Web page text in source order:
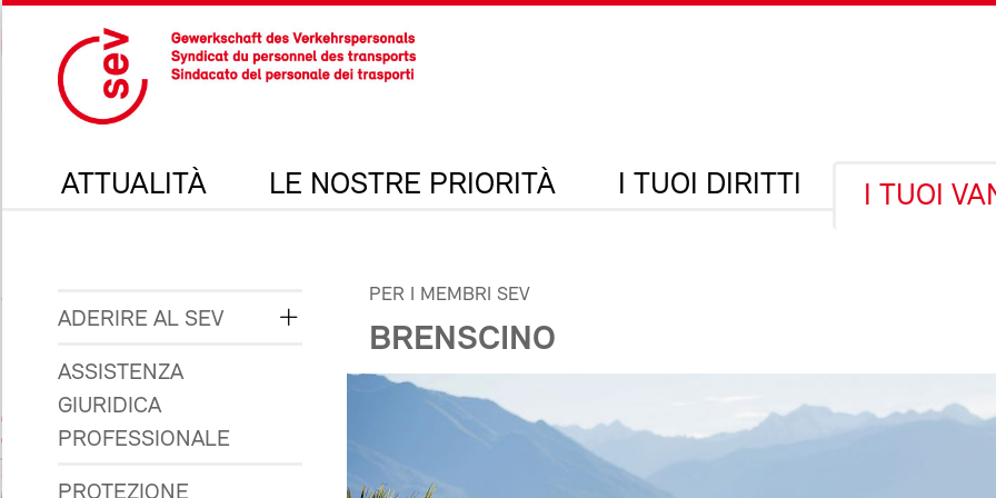
ATTUALITÀ LE NOSTRE PRIORITÀ I TUOI DIRITTI I TUOI
ADERIRE AL SEV
ASSISTENZA
GIURIDICA
PROFESSIONALE
PROTEZIONE
PER I MEMBRI SEV
BRENSCINO